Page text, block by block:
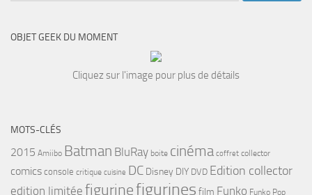
OBJET GEEK DU MOMENT
Cliquez sur l'image pour plus de détails
MOTS-CLÉS
2015 Amiibo Batman BluRay boite cinéma coffret collector
comics console critique cuisine DC Disney DIY DVD Edition collector
edition limitée figurinefigurines film Funko Funko Pop